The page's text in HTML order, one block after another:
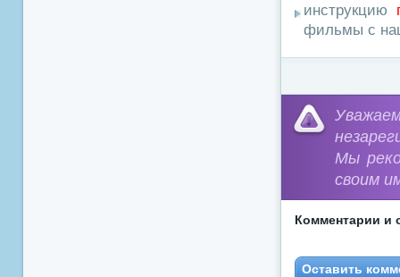
инструкцию
фильмы с
Мы
своим
Комментарии и
Оставить